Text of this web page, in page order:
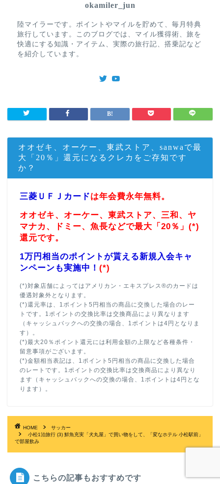
okamiler_jun
陸マイラーです。ポイントやマイルを貯めて、毎月特典
旅行しています。このブログでは、マイル獲得術、旅を
快適にする知識・アイテム、実際の旅行記、搭乗記など
を紹介しています。
オオゼキ、オーケー、東武ストア、sanwaで最
大「20％」還元になるクレカをご存知です
か？
三菱ＵＦＪカードは年会費永年無料。
オオゼキ、オーケー、東武ストア、三和、ヤ
マナカ、ドミー、魚長などで最大「20％」(*)
還元です。
1万円相当のポイントが貰える新規入会キャ
ンペーンも実施中！ (*)
(*)対象店舗によってはアメリカン・エキスプレス®のカードは
優遇対象外となります。
(*)還元率は、1ポイント5円相当の商品に交換した場合のレー
トです。1ポイントの交換比率は交換商品により異なります
（キャッシュバックへの交換の場合、1ポイントは4円となりま
す）。
(*)最大20％ポイント還元には利用金額の上限など各種条件・
留意事項がございます。
(*)金額相当表記は、1ポイント5円相当の商品に交換した場合
のレートです。1ポイントの交換比率は交換商品により異なり
ます（キャッシュバックへの交換の場合、1ポイントは4円とな
ります）。
HOME
サッカー
小松1泊旅行 (3) 鮮魚充実「犬丸屋」で買い物をして、「変なホテル 小松駅前」
で部屋飲み
こちらの記事もおすすめです